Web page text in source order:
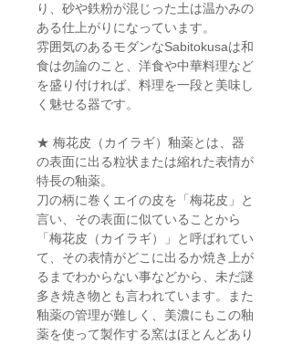
り、砂や鉄粉が混じった土は温かみの
ある仕上がりになっています。
雰囲気のあるモダンなSabitokusaは和
食は勿論のこと、洋食や中華料理など
を盛り付ければ、料理を一段と美味し
く魅せる器です。
★ 梅花皮（カイラギ）釉薬とは、器
の表面に出る粒状または縮れた表情が
特長の釉薬。
刀の柄に巻くエイの皮を「梅花皮」と
言い、その表面に似ていることから
「梅花皮（カイラギ）」と呼ばれてい
て、その表情がどこに出るか焼き上が
るまでわからない事などから、未だ謎
多き焼き物とも言われています。また
釉薬の管理が難しく、美濃にもこの釉
薬を使って製作する窯はほとんどあり